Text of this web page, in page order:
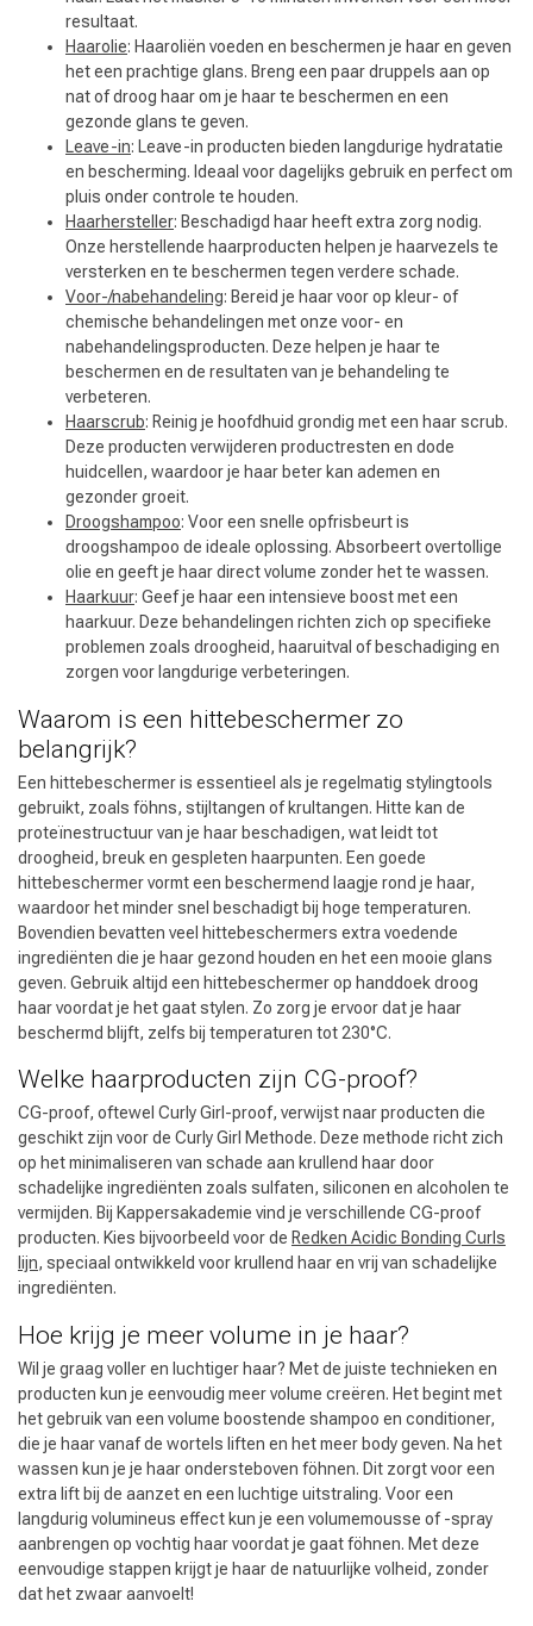
Keuze van onze Kappers
resultaat.
Haarolie: Haaroliën voeden en beschermen je haar en geven
het een prachtige glans. Breng een paar druppels aan op
nat of droog haar om je haar te beschermen en een
gezonde glans te geven.
Leave-in: Leave-in producten bieden langdurige hydratatie
en bescherming. Ideaal voor dagelijks gebruik en perfect om
pluis onder controle te houden.
Haarhersteller: Beschadigd haar heeft extra zorg nodig.
Onze herstellende haarproducten helpen je haarvezels te
versterken en te beschermen tegen verdere schade.
Voor-/nabehandeling: Bereid je haar voor op kleur- of
chemische behandelingen met onze voor- en
nabehandelingsproducten. Deze helpen je haar te
beschermen en de resultaten van je behandeling te
verbeteren.
Haarscrub: Reinig je hoofdhuid grondig met een haar scrub.
Deze producten verwijderen productresten en dode
huidcellen, waardoor je haar beter kan ademen en
gezonder groeit.
Droogshampoo: Voor een snelle opfrisbeurt is
droogshampoo de ideale oplossing. Absorbeert overtollige
olie en geeft je haar direct volume zonder het te wassen.
Haarkuur: Geef je haar een intensieve boost met een
haarkuur. Deze behandelingen richten zich op specifieke
problemen zoals droogheid, haaruitval of beschadiging en
zorgen voor langdurige verbeteringen.
Waarom is een hittebeschermer zo
belangrijk?
Een hittebeschermer is essentieel als je regelmatig stylingtools
gebruikt, zoals föhns, stijltangen of krultangen. Hitte kan de
proteïnestructuur van je haar beschadigen, wat leidt tot
droogheid, breuk en gespleten haarpunten. Een goede
hittebeschermer vormt een beschermend laagje rond je haar,
waardoor het minder snel beschadigt bij hoge temperaturen.
Bovendien bevatten veel hittebeschermers extra voedende
ingrediënten die je haar gezond houden en het een mooie glans
geven. Gebruik altijd een hittebeschermer op handdoek droog
haar voordat je het gaat stylen. Zo zorg je ervoor dat je haar
beschermd blijft, zelfs bij temperaturen tot 230°C.
Welke haarproducten zijn CG-proof?
CG-proof, oftewel Curly Girl-proof, verwijst naar producten die
geschikt zijn voor de Curly Girl Methode. Deze methode richt zich
op het minimaliseren van schade aan krullend haar door
schadelijke ingrediënten zoals sulfaten, siliconen en alcoholen te
vermijden. Bij Kappersakademie vind je verschillende CG-proof
producten. Kies bijvoorbeeld voor de Redken Acidic Bonding Curls
lijn, speciaal ontwikkeld voor krullend haar en vrij van schadelijke
ingrediënten.
Hoe krijg je meer volume in je haar?
Wil je graag voller en luchtiger haar? Met de juiste technieken en
producten kun je eenvoudig meer volume creëren. Het begint met
het gebruik van een volume boostende shampoo en conditioner,
die je haar vanaf de wortels liften en het meer body geven. Na het
wassen kun je je haar ondersteboven föhnen. Dit zorgt voor een
extra lift bij de aanzet en een luchtige uitstraling. Voor een
langdurig volumineus effect kun je een volumemousse of -spray
aanbrengen op vochtig haar voordat je gaat föhnen. Met deze
eenvoudige stappen krijgt je haar de natuurlijke volheid, zonder
dat het zwaar aanvoelt!